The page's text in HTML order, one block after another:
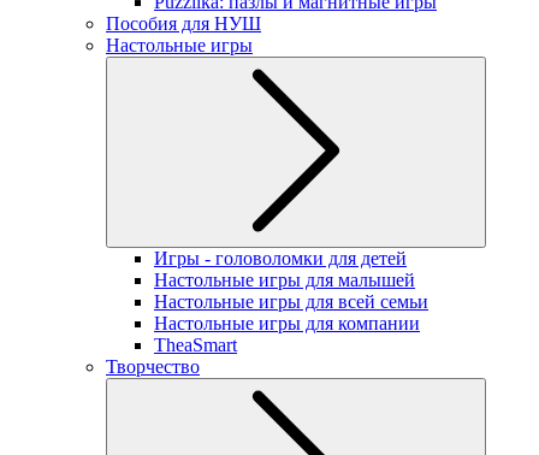
Пособия для НУШ
Настольные игры
Игры - головоломки для детей
Настольные игры для малышей
Настольные игры для всей семьи
Настольные игры для компании
TheaSmart
Творчество